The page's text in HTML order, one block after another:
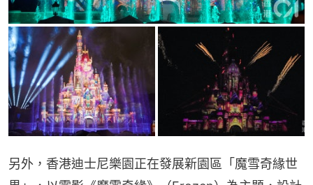
另外，香港迪士尼樂園正在發展新園區「魔雪奇緣世